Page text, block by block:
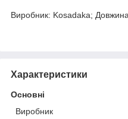
Виробник: Kosadaka;
Характеристики
Основні
Виробник